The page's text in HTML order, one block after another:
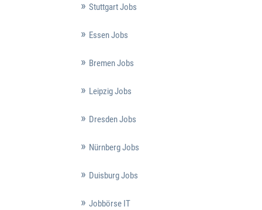
Stuttgart Jobs
Essen Jobs
Bremen Jobs
Leipzig Jobs
Dresden Jobs
Nürnberg Jobs
Duisburg Jobs
Jobbörse IT